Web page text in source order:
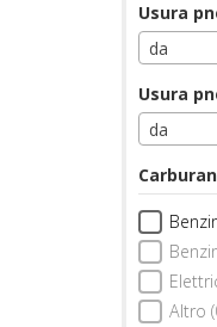
Usura
da
Usura
da
Altro